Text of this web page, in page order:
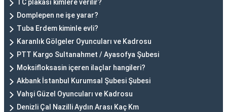
TC plakası kimlere verilir?
Domplepen ne işe yarar?
Tuba Erdem kiminle evli?
Karanlık Gölgeler Oyuncuları ve Kadrosu
PTT Kargo Sultanahmet / Ayasofya Şubesi
Moksifloksasin içeren ilaçlar hangileri?
Akbank İstanbul Kurumsal Şubesi Şubesi
Vahşi Güzel Oyuncuları ve Kadrosu
Denizli Çal Nazilli Aydın Arası Kaç Km